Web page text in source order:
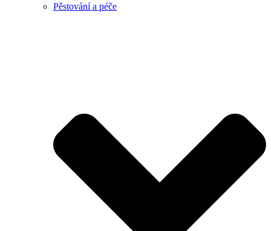
Pěstování a péče